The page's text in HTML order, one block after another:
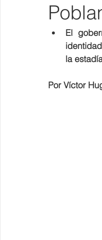
El
la
Por Víctor